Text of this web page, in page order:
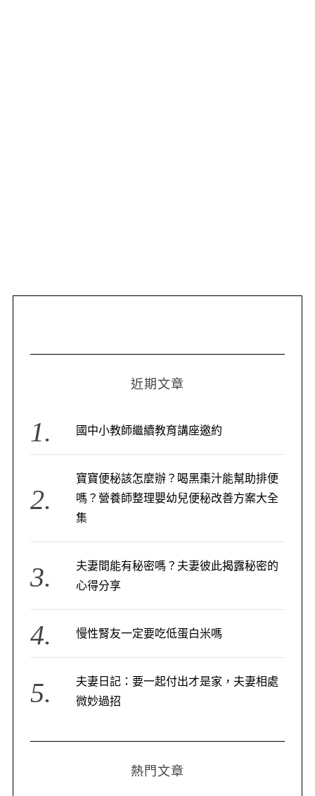
近期文章
國中小教師繼續教育講座邀約
寶寶便秘該怎麼辦？喝黑棗汁能幫助排便
嗎？營養師整理嬰幼兒便秘改善方案大全
集
夫妻間能有秘密嗎？夫妻彼此揭露秘密的
心得分享
慢性腎友一定要吃低蛋白米嗎
夫妻日記：要一起付出才是家，夫妻相處
微妙過招
熱門文章